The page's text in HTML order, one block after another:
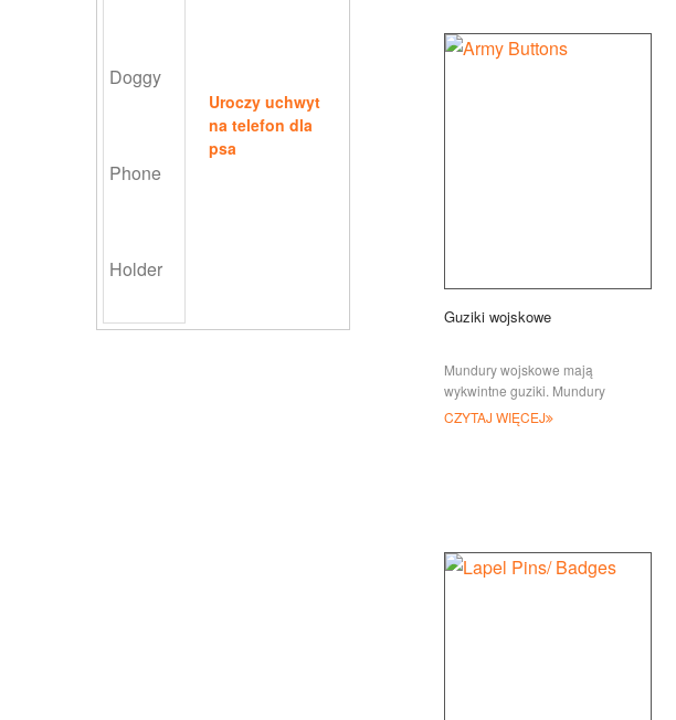
Uroczy uchwyt
na telefon dla
psa
Guziki wojskowe
Mundury wojskowe mają
wykwintne guziki. Mundury
galowe noszone są podczas
uroczystości formalnych w kraju i
CZYTAJ WIĘCEJ